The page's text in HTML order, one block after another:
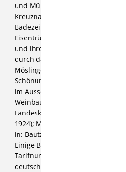
und Münster am Stein, in:
Kreuznacher
Badezeitung; Die
Eisentrübungen im Wein
und ihre Beseitigung
durch das sogenannte
Möslinger’sche
Schönungsmittel (Vortrag
im Ausschuss für
Weinbau der preußischen
Landeskammer am 17.6.
1924); Moderne Alchimie
in: Bautzener Tageblatt;
Einige Bemerkungen zur
Tarifnummer 180 des
deutsch-spanischen